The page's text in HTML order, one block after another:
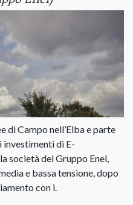
di Campo nell’Elba e parte
di E-
società del Gruppo Enel,
e bassa tensione, dopo
con i.